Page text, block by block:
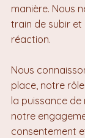
manière. Nous
train de subir et
réaction.
Nous
place, notre
la puissance
notre
consentement